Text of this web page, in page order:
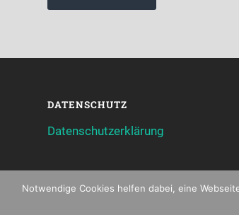
DATENSCHUTZ
Datenschutzerklärung
Notwendige Cookies helfen dabei, eine